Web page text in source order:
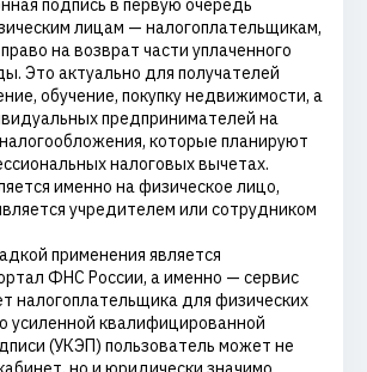
подпись в первую очередь
лицам — налогоплательщикам,
на возврат части уплаченного
Это актуально для получателей
обучение, покупку недвижимости, а
предпринимателей на
которые планируют
налоговых вычетах.
именно на физическое лицо,
учредителем или сотрудником
применения является
ФНС России, а именно — сервис
налогоплательщика для физических
усиленной квалифицированной
(УКЭП) пользователь может не